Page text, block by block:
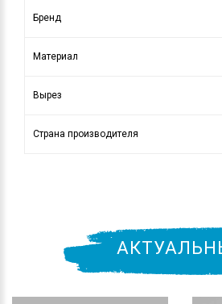
Бренд
Материал
Вырез
Страна производителя